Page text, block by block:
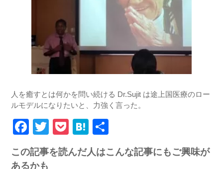
人を癒すとは何かを問い続ける Dr.Sujit は途上国医療のロー
ルモデルになりたいと、力強く言った。
Facebook
Twitter
PocketHatena
この記事を読んだ人はこんな記事にもご興味が
あるかも